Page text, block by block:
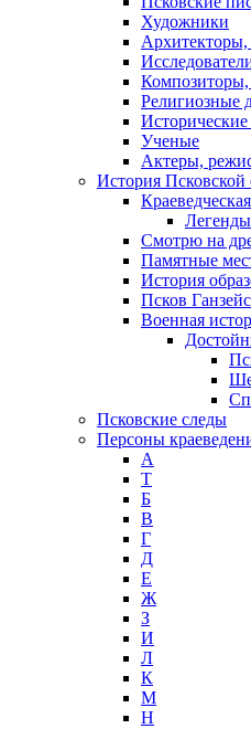
Художники
Архитекторы,
Религиозные
Ученые
Актеры,
История Псковской
Смотрю на
Памятные
История
Псков
Военная
Псковские следы
Персоны
А
T
Б
В
Г
Д
Е
Ж
З
И
Л
К
М
Н